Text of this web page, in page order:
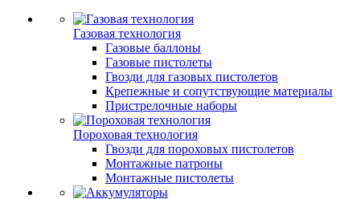
Газовая технология
Газовые баллоны
Газовые пистолеты
Гвозди для газовых пистолетов
Крепежные и сопутствующие материалы
Пристрелочные наборы
Пороховая технология
Гвозди для пороховых пистолетов
Монтажные патроны
Монтажные пистолеты